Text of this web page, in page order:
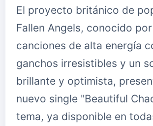
El proyecto británico de
Fallen Angels, conocido
canciones de alta energía
ganchos irresistibles y un
brillante y optimista,
nuevo single "Beautiful
tema, ya disponible en